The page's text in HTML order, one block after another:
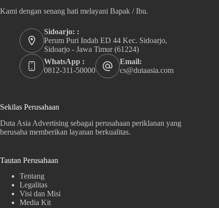
Kami dengan senang hati melayani Bapak / Ibu.
Sidoarjo: :
Perum Puri Indah ED 44 Kec. Sidoarjo,
Sidoarjo - Jawa Timur (61224)
WhatsApp :
0812-311-50000
Email:
cs@dutaasia.com
Sekilas Perusahaan
Duta Asia Advertising sebagai perusahaan periklanan yang
berusaha memberikan layanan berkualitas.
Tautan Perusahaan
Tentang
Legalitas
Visi dan Misi
Media Kit